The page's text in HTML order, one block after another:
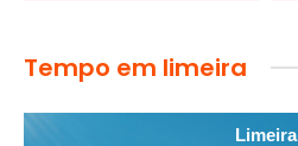
Tempo em limeira
Limeira